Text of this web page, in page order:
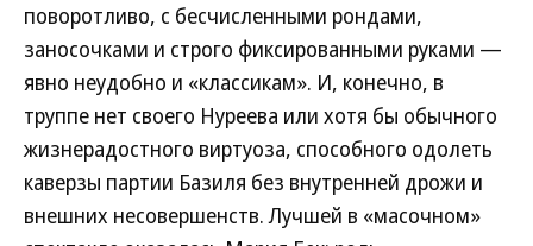
поворотливо, с бесчисленными рондами,
заносочками и строго фиксированными руками —
явно неудобно и «классикам». И, конечно, в
труппе нет своего Нуреева или хотя бы обычного
жизнерадостного виртуоза, способного одолеть
каверзы партии Базиля без внутренней дрожи и
внешних несовершенств. Лучшей в «масочном»